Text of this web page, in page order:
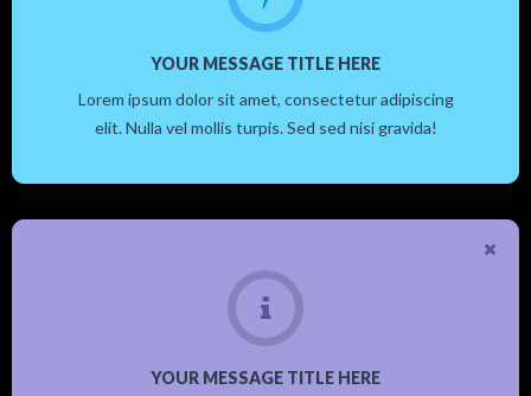
YOUR MESSAGE TITLE HERE
Lorem ipsum dolor sit amet, consectetur adipiscing
elit. Nulla vel mollis turpis. Sed sed nisi gravida!
YOUR MESSAGE TITLE HERE